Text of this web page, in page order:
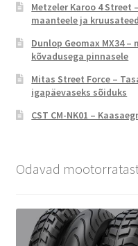
Metzeler Karoo 4
maanteele ja
Dunlop Geomax MX34
kõvadusega pinnasele
Mitas Street Force –
igapäevaseks sõiduks
CST CM-NK01 –
Odavad